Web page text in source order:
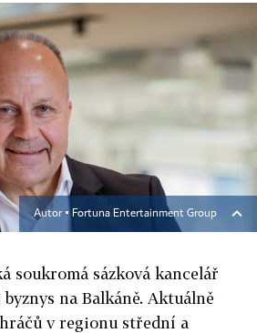
Autor ▪ Fortuna Entertainment Group
soukromá sázková kancelář
na Balkáně. Aktuálně
v regionu střední a